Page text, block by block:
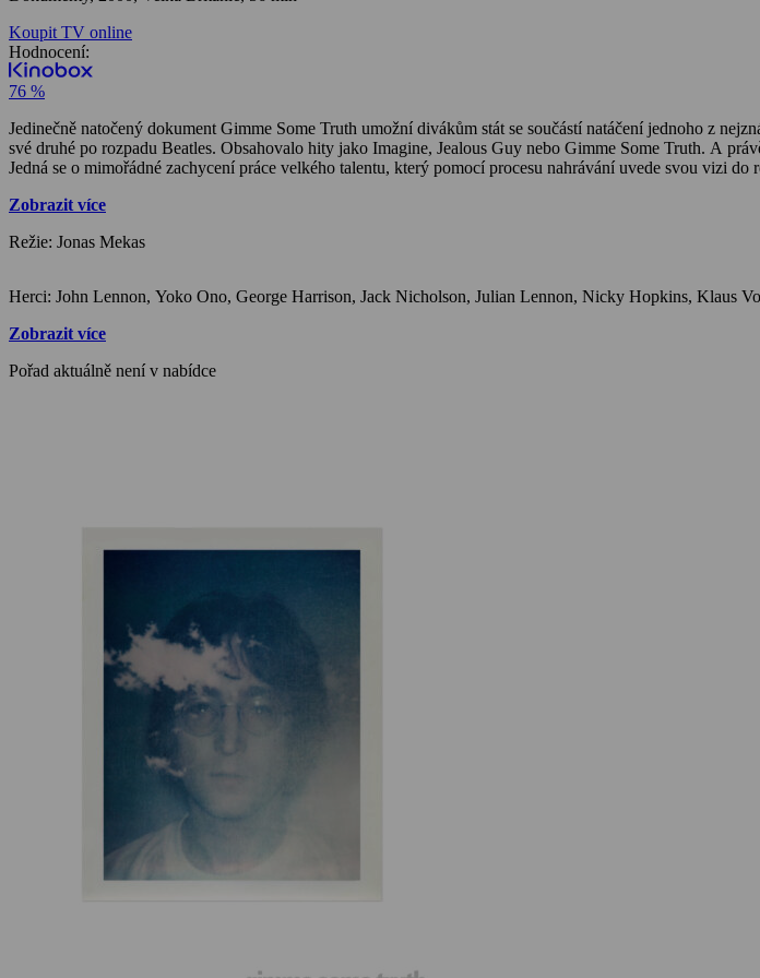
Koupit TV online
Hodnocení:
76 %
Jedinečně natočený dokument Gimme Some Truth umožní divákům stát se součástí natáčení jednoho z
své druhé po rozpadu Beatles. Obsahovalo hity jako Imagine, Jealous Guy nebo Gimme Some Truth. A
Jedná se o mimořádné zachycení práce velkého talentu, který pomocí procesu nahrávání uvede svou vizi
Zobrazit více
Režie: Jonas Mekas
Zobrazit více
Pořad aktuálně není v nabídce